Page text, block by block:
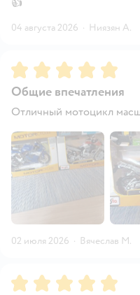
04 августа 2026 · Ниязян А.
Рейтинг:5
Общие впечатления
Отличный мотоцикл
02 июля 2026 · Вячеслав М.
Рейтинг:5